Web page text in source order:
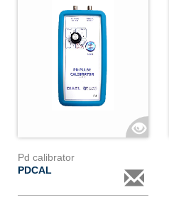
Pd calibrator
PDCAL